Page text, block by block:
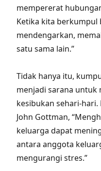
mempererat
Ketika kita berkumpul
mendengarkan,
satu sama lain.”
Tidak hanya itu,
menjadi sarana untuk
kesibukan sehari-
John Gottman,
keluarga dapat
antara anggota
mengurangi stres.”